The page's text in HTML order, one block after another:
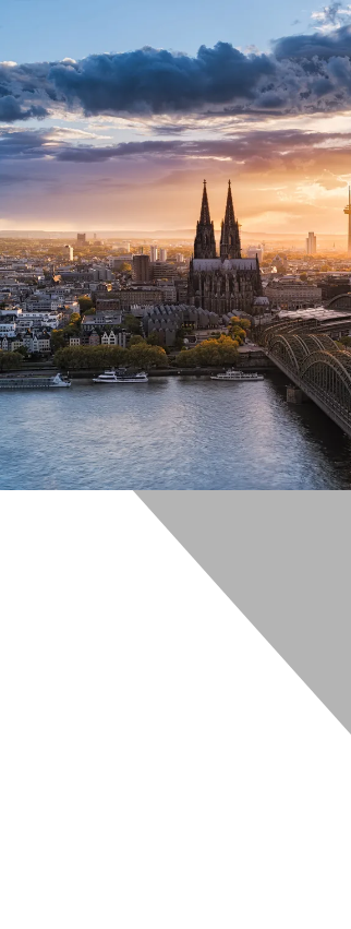
Unvergleichlich lecker
Mit dem Klick auf „geht klar” ermöglichen Sie
personalisierte Werbung und passende
Cookies” werden lediglich technisch notwendige
Anpassen Geht klar
Datenschutzerklärung
Cookierichtlinie Impressum
« zurück
Ihre Cookie-Präferenzen verwalten
Wählen Sie, welche Cookies Sie auf check24.de
Die Cookierichtlinie finden Siehier.
Notwendig